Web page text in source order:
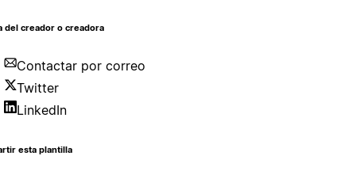
del creador o creadora
Contactar por correo
Twitter
LinkedIn
esta plantilla